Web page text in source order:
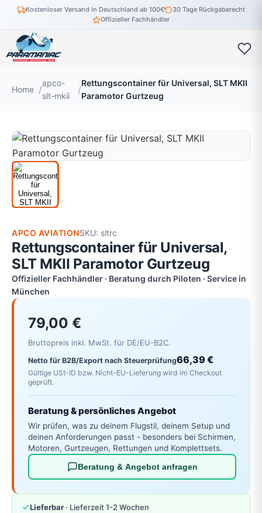
Kostenloser Versand in Deutschland ab 100€
30 Tage Rückgaberecht
Offizieller Fachhändler
Home
apco-
slt-mkii
Rettungscontainer für Universal, SLT MKII
Paramotor Gurtzeug
APCO AVIATIONSKU: sltrc
Rettungscontainer für Universal,
SLT MKII Paramotor Gurtzeug
Offizieller Fachhändler · Beratung durch Piloten · Service in
München
79,00 €
Bruttopreis inkl. MwSt. für DE/EU-B2C.
Netto für B2B/Export nach Steuerprüfung66,39 €
Gültige USt-ID bzw. Nicht-EU-Lieferung wird im Checkout
geprüft.
Beratung & persönliches Angebot
Wir prüfen, was zu deinem Flugstil, deinem Setup und
deinen Anforderungen passt - besonders bei Schirmen,
Motoren, Gurtzeugen, Rettungen und Komplettsets.
Beratung & Angebot anfragen
Lieferbar · Lieferzeit 1-2 Wochen